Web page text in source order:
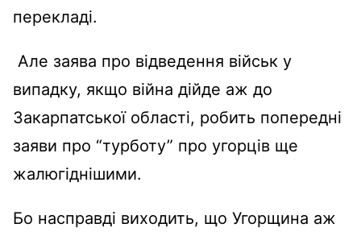
перекладі.
Але заява про відведення військ у
випадку, якщо війна дійде аж до
Закарпатської області, робить попередні
заяви про “турботу” про угорців ще
жалюгіднішими.
Бо насправді виходить, що Угорщина аж